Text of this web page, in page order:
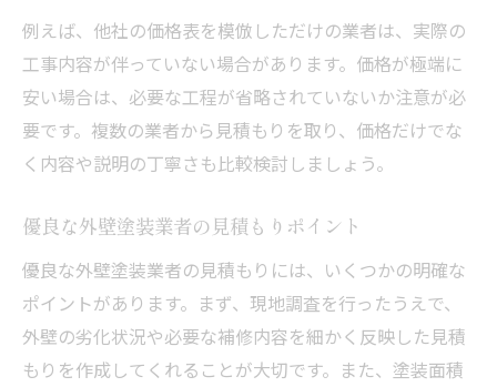
例えば、他社の価格表を模倣しただけの業者は、実際の
工事内容が伴っていない場合があります。価格が極端に
安い場合は、必要な工程が省略されていないか注意が必
要です。複数の業者から見積もりを取り、価格だけでな
く内容や説明の丁寧さも比較検討しましょう。
優良な外壁塗装業者の見積もりポイント
優良な外壁塗装業者の見積もりには、いくつかの明確な
ポイントがあります。まず、現地調査を行ったうえで、
外壁の劣化状況や必要な補修内容を細かく反映した見積
もりを作成してくれることが大切です。また、塗装面積